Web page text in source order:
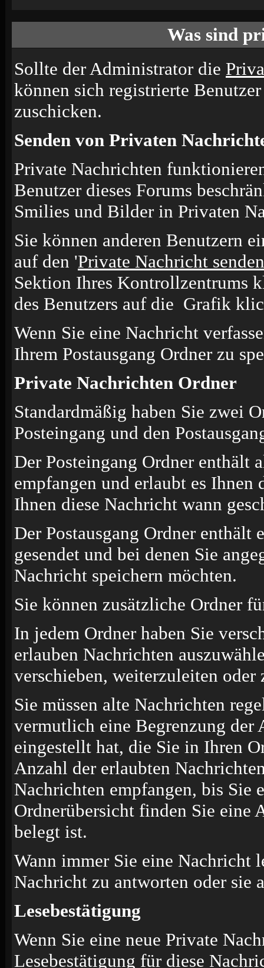
Was sind
Sollte der Administrator die
können sich registrierte
zuschicken.
Senden von Privaten
Private Nachrichten
Benutzer dieses Forums
Smilies und Bilder in Privaten
Sie können anderen Benutzern
auf den 'Private Nachricht senden
Sektion Ihres Kontrollzentrums
des Benutzers auf die Grafik
Wenn Sie eine Nachricht
Ihrem Postausgang Ordner zu
Private Nachrichten Ordner
Standardmäßig haben Sie zwei
Posteingang und den
Der Posteingang Ordner enthält
empfangen und erlaubt es Ihnen
Ihnen diese Nachricht wann
Der Postausgang Ordner
gesendet und bei denen Sie
Nachricht speichern möchten.
Sie können zusätzliche Ordner
In jedem Ordner haben Sie
erlauben Nachrichten
verschieben, weiterzuleiten oder
Sie müssen alte Nachrichten
vermutlich eine Begrenzung der
eingestellt hat, die Sie in Ihren
Anzahl der erlaubten
Nachrichten empfangen, bis Sie
Ordnerübersicht finden Sie eine
belegt ist.
Wann immer Sie eine Nachricht
Nachricht zu antworten oder sie
Lesebestätigung
Wenn Sie eine neue Private
Lesebestätigung für diese